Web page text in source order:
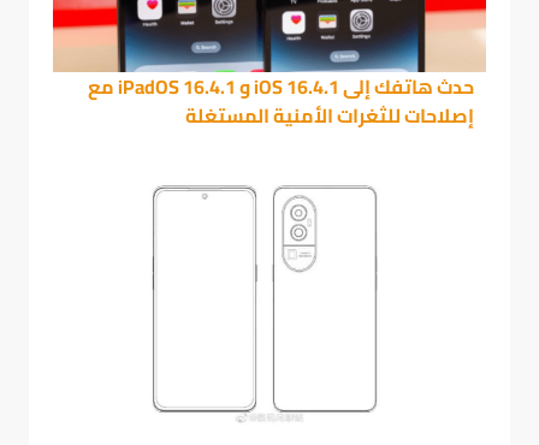
حدث هاتفك إلى iOS 16.4.1 و iPadOS 16.4.1 مع
إصلاحات للثغرات الأمنية المستغلة